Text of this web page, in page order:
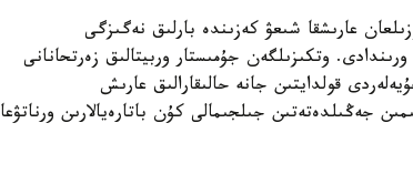
مەنون 6 ساعات 27 مينۋتقا سوزىلعان عارىشقا شىعۋ كەزىندە بارلىق نەگىزگى
وتكىزىلگەن جۇمىستار وربيتالىق زەرتحانانى
قولدايتىن جانە حالىقارالىق عارىش
جەڭىلدەتەتىن جىلجىمالى كۇن باتارەيالارىن ورناتۋعا